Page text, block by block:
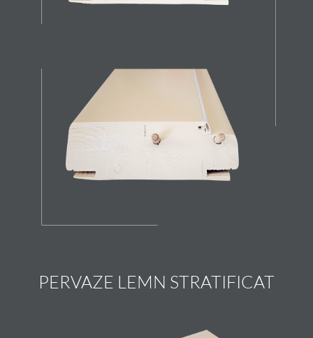
PERVAZE LEMN STRATIFICAT